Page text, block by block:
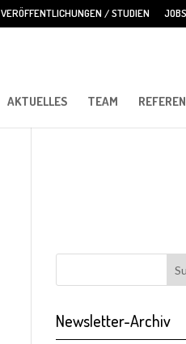
VERÖFFENTLICHUNGEN / STUDIEN JOBS
AKTUELLES TEAM
Newsletter-Archiv